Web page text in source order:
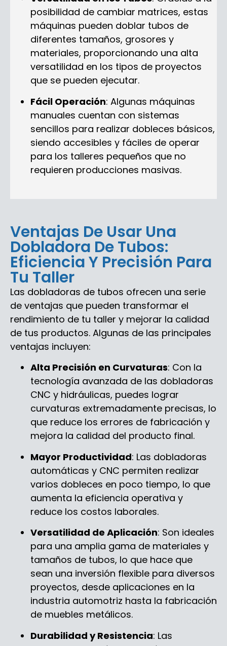
posibilidad de cambiar matrices, estas
máquinas pueden doblar tubos de
diferentes tamaños, grosores y
materiales, proporcionando una alta
versatilidad en los tipos de proyectos
que se pueden ejecutar.
Fácil Operación: Algunas máquinas
manuales cuentan con sistemas
sencillos para realizar dobleces básicos,
siendo accesibles y fáciles de operar
para los talleres pequeños que no
requieren producciones masivas.
Ventajas De Usar Una
Dobladora De Tubos:
Eficiencia Y Precisión Para
Tu Taller
Las dobladoras de tubos ofrecen una serie
de ventajas que pueden transformar el
rendimiento de tu taller y mejorar la calidad
de tus productos. Algunas de las principales
ventajas incluyen:
Alta Precisión en Curvaturas: Con la
tecnología avanzada de las dobladoras
CNC y hidráulicas, puedes lograr
curvaturas extremadamente precisas, lo
que reduce los errores de fabricación y
mejora la calidad del producto final.
Mayor Productividad: Las dobladoras
automáticas y CNC permiten realizar
varios dobleces en poco tiempo, lo que
aumenta la eficiencia operativa y
reduce los costos laborales.
Versatilidad de Aplicación: Son ideales
para una amplia gama de materiales y
tamaños de tubos, lo que hace que
sean una inversión flexible para diversos
proyectos, desde aplicaciones en la
industria automotriz hasta la fabricación
de muebles metálicos.
Durabilidad y Resistencia: Las